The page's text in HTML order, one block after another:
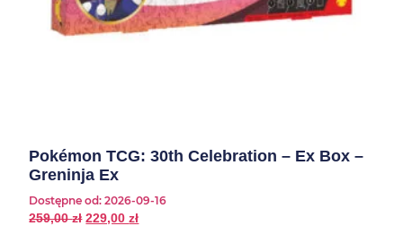
Pokémon TCG: 30th Celebration – Ex Box –
Greninja Ex
Dostępne od:2026-09-16
259,00zł 229,00zł